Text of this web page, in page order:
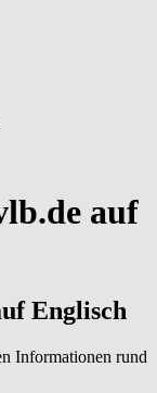
auf
Englisch
Informationen rund